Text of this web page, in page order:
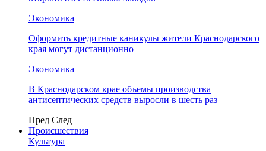
Экономика
Оформить кредитные каникулы жители Краснодарского
края могут дистанционно
Экономика
В Краснодарском крае объемы производства
антисептических средств выросли в шесть раз
Пред След
Происшествия
Культура